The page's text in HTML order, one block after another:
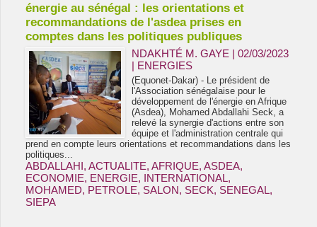
énergie au sénégal : les orientations et
recommandations de l'asdea prises en
comptes dans les politiques publiques
NDAKHTÉ M. GAYE | 02/03/2023
| ENERGIES
(Equonet-Dakar) - Le président de
l'Association sénégalaise pour le
développement de l'énergie en Afrique
(Asdea), Mohamed Abdallahi Seck, a
relevé la synergie d'actions entre son
équipe et l'administration centrale qui
prend en compte leurs orientations et recommandations dans les
politiques...
ABDALLAHI, ACTUALITE, AFRIQUE, ASDEA,
ECONOMIE, ENERGIE, INTERNATIONAL,
MOHAMED, PETROLE, SALON, SECK, SENEGAL,
SIEPA